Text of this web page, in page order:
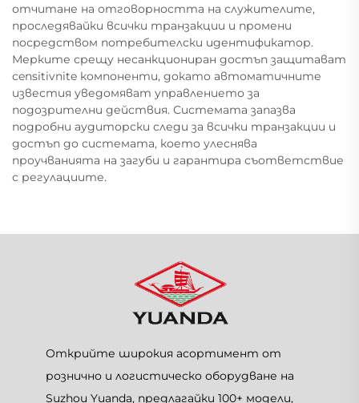
отчитане на отговорността на служителите,
проследявайки всички транзакции и промени
посредством потребителски идентификатор.
Мерките срещу несанкциониран достъп защитават
сensitivnite компоненти, докато автоматичните
известия уведомяват управлението за
подозрителни действия. Системата запазва
подробни аудиторски следи за всички транзакции и
достъп до системата, което улеснява
проучванията на загуби и гарантира съответствие
с регулациите.
Открийте широкия асортимент от
рознично и логистическо оборудване на
Suzhou Yuanda, предлагайки 100+ модели,